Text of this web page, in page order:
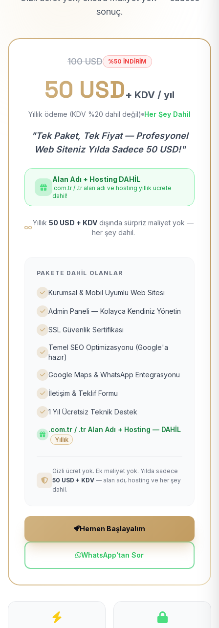
sonuç.
100 USD %50 İNDİRİM
50 USD+ KDV / yıl
Yıllık ödeme (KDV %20 dahil değil) Her Şey Dahil
"Tek Paket, Tek Fiyat — Profesyonel
Web Siteniz Yılda Sadece 50 USD!"
Alan Adı + Hosting DAHİL
.com.tr / .tr alan adı ve hosting yıllık ücrete
dahil!
Yıllık 50 USD + KDV dışında sürpriz maliyet yok —
her şey dahil.
PAKETE DAHIL OLANLAR
Kurumsal & Mobil Uyumlu Web Sitesi
Admin Paneli — Kolayca Kendiniz Yönetin
SSL Güvenlik Sertifikası
Temel SEO Optimizasyonu (Google'a
hazır)
Google Maps & WhatsApp Entegrasyonu
İletişim & Teklif Formu
1 Yıl Ücretsiz Teknik Destek
.com.tr / .tr Alan Adı + Hosting — DAHİL
Yıllık
Gizli ücret yok. Ek maliyet yok. Yılda sadece
50 USD + KDV — alan adı, hosting ve her şey
dahil.
Hemen Başlayalım
WhatsApp'tan Sor